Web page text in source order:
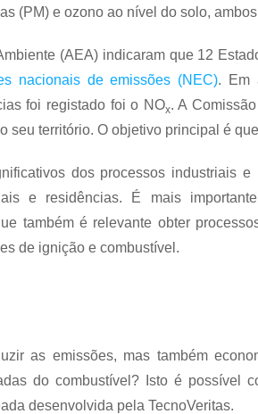
(PM) e ozono ao nível do solo,
(AEA) indicaram que 12
nacionais de emissões (NEC). Em
foi registado foi o NOx. A
seu território. O objetivo principal é
dos processos industriais
e residências. É mais
também é relevante obter
de ignição e combustível.
as emissões, mas também
do combustível? Isto é possível
desenvolvida pela TecnoVeritas.